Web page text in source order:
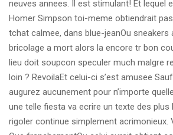
neuves annees. Il est stimulant! Et lequel
Homer Simpson toi-meme obtiendrait pas
tchat calmee, dans blue-jeanOu sneakers
bricolage a mort alors la encore tr bon
lieu doit soupcon speculer much malgre
loin ? RevoilaEt celui-ci s’est amusee
augurez aucunement pour n’importe
une telle fiesta va ecrire un texte des plus
rigoler continue simplement